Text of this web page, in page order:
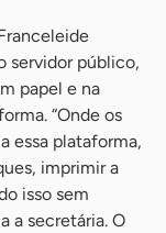
servidor público,
papel e na
“Onde os
essa plataforma,
imprimir a
isso sem
a secretária. O